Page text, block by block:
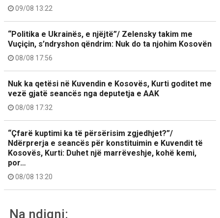
09/08 13:22
“Politika e Ukrainës, e njëjtë”/ Zelensky takim me
Vuçiçin, s’ndryshon qëndrim: Nuk do ta njohim Kosovën
08/08 17:56
Nuk ka qetësi në Kuvendin e Kosovës, Kurti goditet me
vezë gjatë seancës nga deputetja e AAK
08/08 17:32
“Çfarë kuptimi ka të përsërisim zgjedhjet?”/
Ndërprerja e seancës për konstituimin e Kuvendit të
Kosovës, Kurti: Duhet një marrëveshje, kohë kemi,
por…
08/08 13:20
Na ndiqni: